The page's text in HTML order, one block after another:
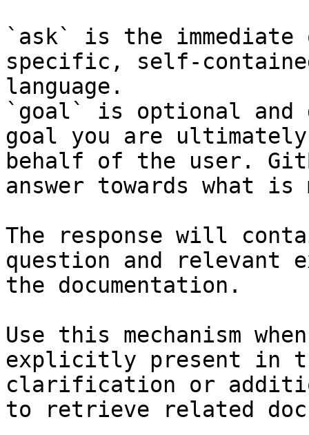
`ask` is the
specific, self-
language.
`goal` is optional and
goal you are
behalf of the user.
answer towards what
The response will
question and relevant
the documentation.
Use this mechanism
explicitly present in
clarification or